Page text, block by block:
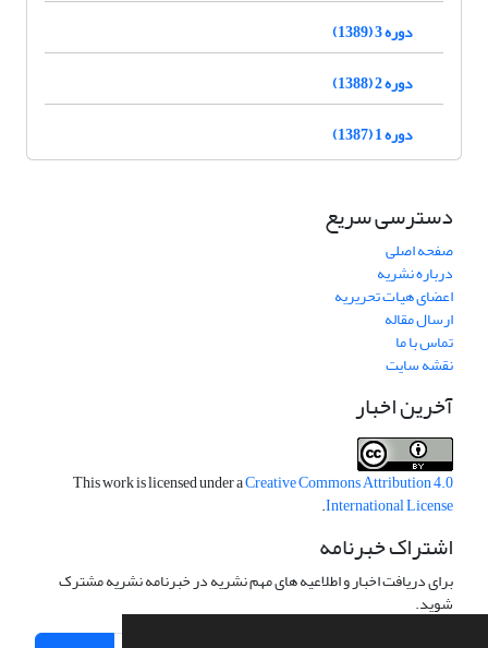
دوره 3 (1389)
دوره 2 (1388)
دوره 1 (1387)
دسترسی سریع
صفحه اصلی
درباره نشریه
اعضای هیات تحریریه
ارسال مقاله
تماس با ما
نقشه سایت
آخرین اخبار
This work is licensed under aCreative Commons Attribution 4.0
International License
.
اشتراک خبرنامه
برای دریافت اخبار و اطلاعیه های مهم نشریه در خبرنامه نشریه مشترک
شوید.